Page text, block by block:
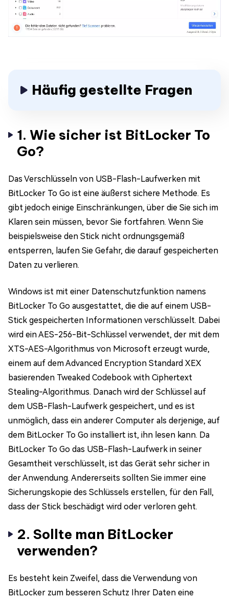
Häufig gestellte Fragen
1. Wie sicher ist BitLocker To
Go?
Das Verschlüsseln von USB-Flash-Laufwerken mit
BitLocker To Go ist eine äußerst sichere Methode. Es
gibt jedoch einige Einschränkungen, über die Sie sich im
Klaren sein müssen, bevor Sie fortfahren. Wenn Sie
beispielsweise den Stick nicht ordnungsgemäß
entsperren, laufen Sie Gefahr, die darauf gespeicherten
Daten zu verlieren.
Windows ist mit einer Datenschutzfunktion namens
BitLocker To Go ausgestattet, die die auf einem USB-
Stick gespeicherten Informationen verschlüsselt. Dabei
wird ein AES-256-Bit-Schlüssel verwendet, der mit dem
XTS-AES-Algorithmus von Microsoft erzeugt wurde,
einem auf dem Advanced Encryption Standard XEX
basierenden Tweaked Codebook with Ciphertext
Stealing-Algorithmus. Danach wird der Schlüssel auf
dem USB-Flash-Laufwerk gespeichert, und es ist
unmöglich, dass ein anderer Computer als derjenige, auf
dem BitLocker To Go installiert ist, ihn lesen kann. Da
BitLocker To Go das USB-Flash-Laufwerk in seiner
Gesamtheit verschlüsselt, ist das Gerät sehr sicher in
der Anwendung. Andererseits sollten Sie immer eine
Sicherungskopie des Schlüssels erstellen, für den Fall,
dass der Stick beschädigt wird oder verloren geht.
2. Sollte man BitLocker
verwenden?
Es besteht kein Zweifel, dass die Verwendung von
BitLocker zum besseren Schutz Ihrer Daten eine